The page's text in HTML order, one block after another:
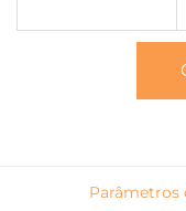
Parâmetros